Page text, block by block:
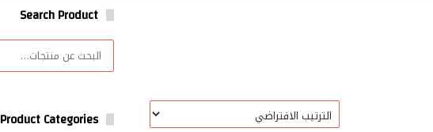
Search Product
البحث
Product Categories